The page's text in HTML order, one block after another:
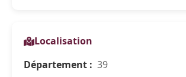
Localisation
Département : 39